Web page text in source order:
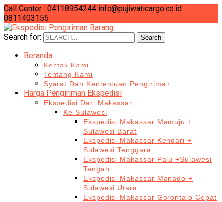
Call Center : 04118954244 info@pujiwaticargo.co.id
0811403155
Search for:
Search
Beranda
Kontak Kami
Tentang Kami
Syarat Dan Kententuan Pengiriman
Harga Pengiriman Ekspedisi
Ekspedisi Dari Makassar
Ke Sulawesi
Ekspedisi Makassar Mamuju +
Sulawesi Barat
Ekspedisi Makassar Kendari +
Sulawesi Tenggara
Ekspedisi Makassar Palu +Sulawesi
Tengah
Ekspedisi Makassar Manado +
Sulawesi Utara
Ekspedisi Makassar Gorontalo Cepat